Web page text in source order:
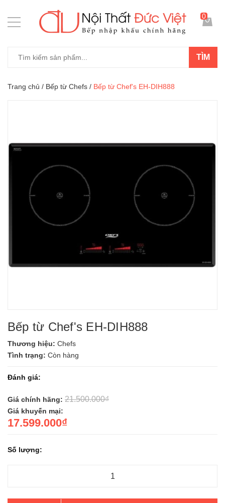
TÌM
0
Trang chủ / Bếp từ Chefs / Bếp từ Chef's EH-DIH888
Bếp từ Chef's EH-DIH888
Thương hiệu: Chefs
Tình trạng: Còn hàng
Đánh giá:
Giá chính hãng: 21.500.000₫
Giá khuyến mại:
17.599.000₫
Số lượng: